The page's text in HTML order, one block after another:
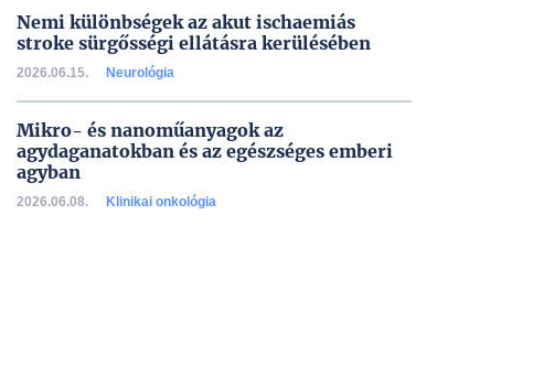
Nemi különbségek az akut ischaemiás
stroke sürgősségi ellátásra kerülésében
2026.06.15. Neurológia
Mikro- és nanoműanyagok az
agydaganatokban és az egészséges emberi
agyban
2026.06.08. Klinikai onkológia